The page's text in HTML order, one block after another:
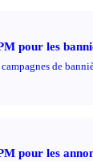
pour les
de
pour les